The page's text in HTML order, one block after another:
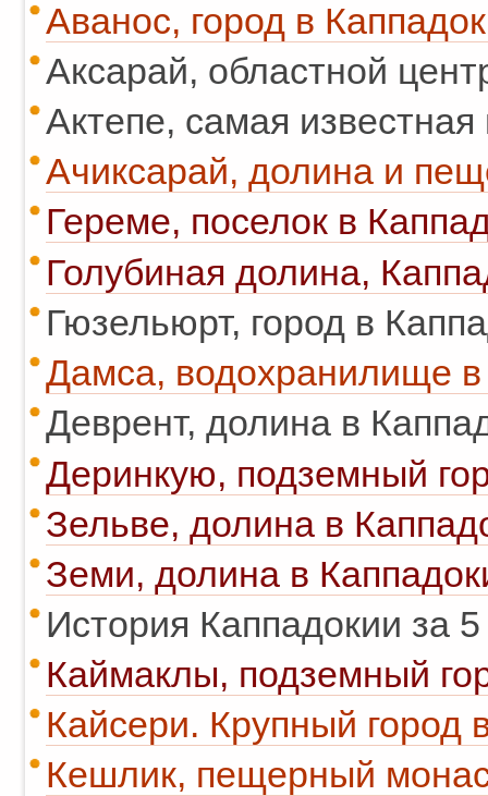
Аванос, город в
Аксарай, областной
Актепе, самая
Ачиксарай, долина и
Гереме, поселок в
Голубиная долина,
Гюзельюрт, город в
Дамса, водохранилище в
Деврент, долина в
Деринкую, подземный
Зельве, долина в
Земи, долина в
История Каппадокии за 5
Каймаклы, подземный
Кайсери. Крупный город
Кешлик, пещерный